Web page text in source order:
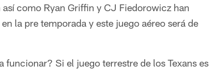
como Ryan Griffin y CJ Fiedorowicz han
la pre temporada y este juego aéreo será de
Si el juego terrestre de los Texans es